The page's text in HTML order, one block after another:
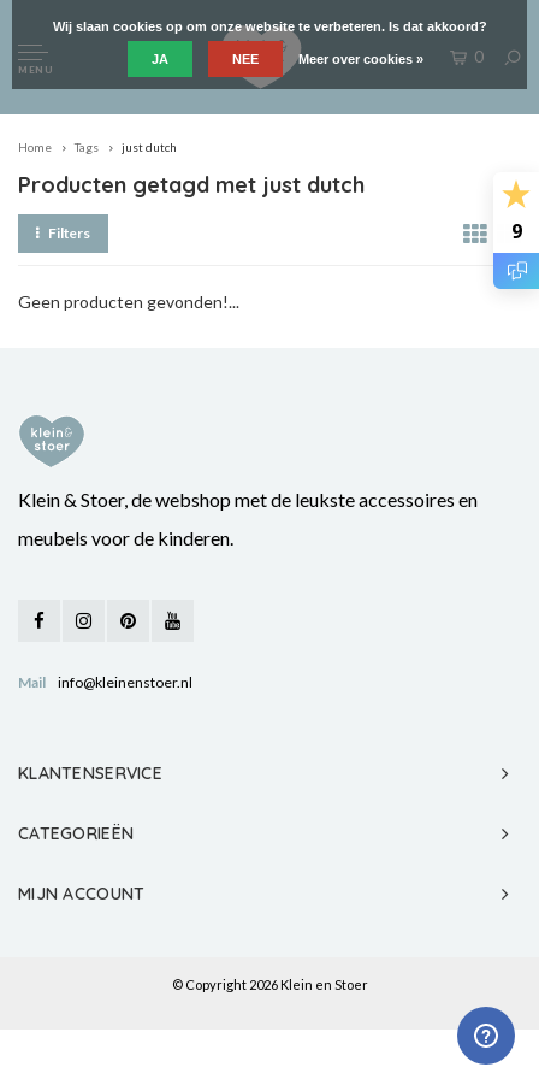
9
MENU
0
Home Tags just dutch
Producten getagd met just dutch
Filters
Geen producten gevonden!...
Klein & Stoer, de webshop met de leukste accessoires en
meubels voor de kinderen.
Mail info@kleinenstoer.nl
KLANTENSERVICE
CATEGORIEËN
MIJN ACCOUNT
© Copyright 2026 Klein en Stoer
Wij slaan cookies op om onze website te verbeteren. Is dat akkoord?
JA NEE Meer over cookies »